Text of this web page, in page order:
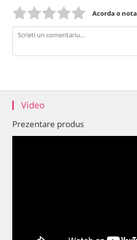
Acorda o nota
Video
Prezentare produs